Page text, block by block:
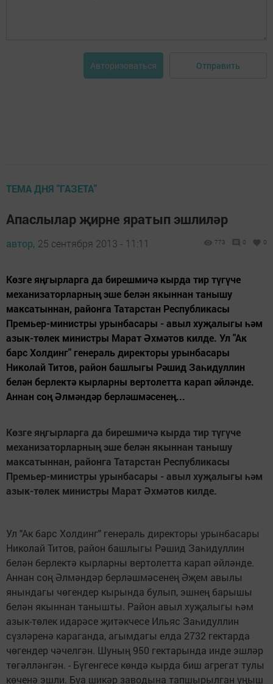
Авторизоваться Отправить
ТЕМА ДНЯ "ГАЗЕТА"
Апаслылар җирне яратып эшлиләр
автор, 25 сентября 2013 - 11:11 773 0 0
Көзге яңгырларга да бирешмичә кырда тир түгүче
механизаторларның эше белән якыннан танышу
максатыннан, районга Татарстан Республикасы
Премьер-министры урынбасары - авыл хуҗалыгы һәм
азык-төлек министры Марат Әхмәтов килде. Ул "Ак
барс Холдинг" генераль директоры урынбасары
Николай Титов, район башлыгы Рәшид Заһидуллин
белән берлектә кырларны вертолетта карап әйләнде.
Аннан соң Әлмәндәр берләшмәсенең...
Көзге яңгырларга да бирешмичә кырда тир түгүче
механизаторларның эше белән якыннан танышу
максатыннан, районга Татарстан Республикасы
Премьер-министры урынбасары - авыл хуҗалыгы һәм
азык-төлек министры Марат Әхмәтов килде.
Ул "Ак барс Холдинг" генераль директоры урынбасары
Николай Титов, район башлыгы Рәшид Заһидуллин
белән берлектә кырларны вертолетта карап әйләнде.
Аннан соң Әлмәндәр берләшмәсенең Әҗем авылы
янындагы чөгендер кырында булып, эшнең барышы
белән якыннан танышты. Район авыл хуҗалыгы һәм
азык-төлек идарәсе җитәкчесе Ильяс Заһидуллин
сүзләренә караганда, агымдагы елда 2732 гектарда
чөгендер чәчелгән. Шуның 950 гектарында инде эшләр
төгәлләнгән. - Бүгенгесе көндә кырда биш агрегат тулы
көченә эшли. Буа шикәр заводына тапшырылган уңыш